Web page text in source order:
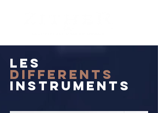
les
diffErents
instruments